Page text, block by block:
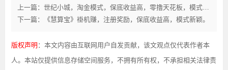
上一篇：世纪小城，淘金模式，保底收益高，零撸天花板，模式新颖。
下一篇：《慧算宝》褂机赚，注册奖励，保底收益高，模式新颖。
版权声明 ：本文内容由互联网用户自发贡献，该文观点仅代表作者本
人。本站仅提供信息存储空间服务，不拥有所有权，不承担相关法律责